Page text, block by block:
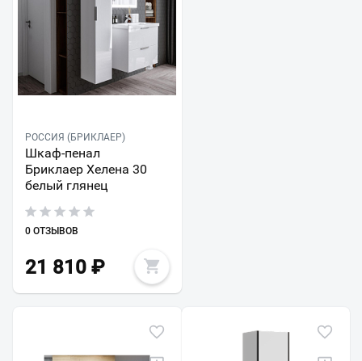
РОССИЯ (БРИКЛАЕР)
Шкаф-пенал
Бриклаер Хелена 30
белый глянец
0 ОТЗЫВОВ
21 810 ₽